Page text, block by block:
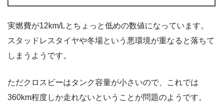
実燃費が12km/Lとちょっと低めの数値になっています。
スタッドレスタイヤや冬場という悪環境が重なると落ちて
しまうようです。
ただクロスビーはタンク容量が小さいので、これでは
360km程度しか走れないということが問題のようです。